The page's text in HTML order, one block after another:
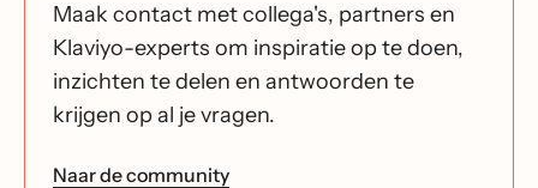
Maak contact met collega's, partners en
Klaviyo-experts om inspiratie op te doen,
inzichten te delen en antwoorden te
krijgen op al je vragen.
Naar de community